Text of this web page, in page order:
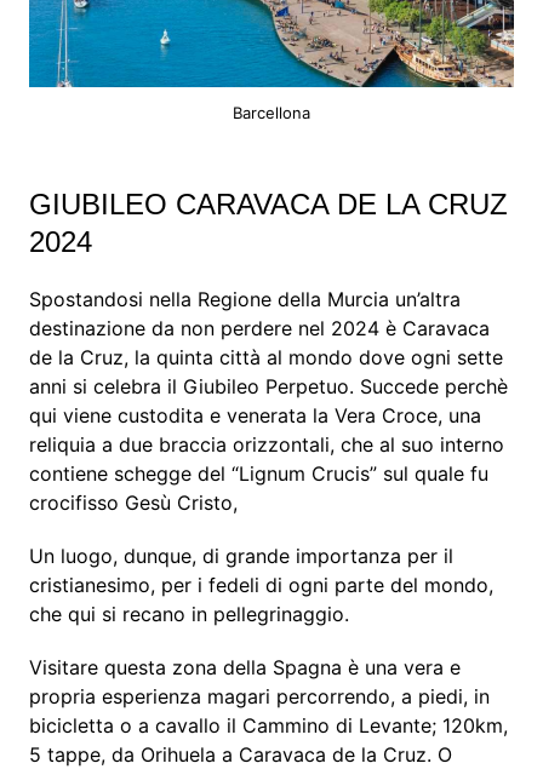
Barcellona
GIUBILEO CARAVACA DE LA CRUZ
2024
Spostandosi nella Regione della Murcia un’altra
destinazione da non perdere nel 2024 è Caravaca
de la Cruz, la quinta città al mondo dove ogni sette
anni si celebra il Giubileo Perpetuo. Succede perchè
qui viene custodita e venerata la Vera Croce, una
reliquia a due braccia orizzontali, che al suo interno
contiene schegge del “Lignum Crucis” sul quale fu
crocifisso Gesù Cristo,
Un luogo, dunque, di grande importanza per il
cristianesimo, per i fedeli di ogni parte del mondo,
che qui si recano in pellegrinaggio.
Visitare questa zona della Spagna è una vera e
propria esperienza magari percorrendo, a piedi, in
bicicletta o a cavallo il Cammino di Levante; 120km,
5 tappe, da Orihuela a Caravaca de la Cruz. O